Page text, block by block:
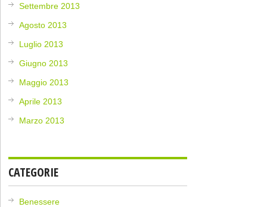
Settembre 2013
Agosto 2013
Luglio 2013
Giugno 2013
Maggio 2013
Aprile 2013
Marzo 2013
CATEGORIE
Benessere